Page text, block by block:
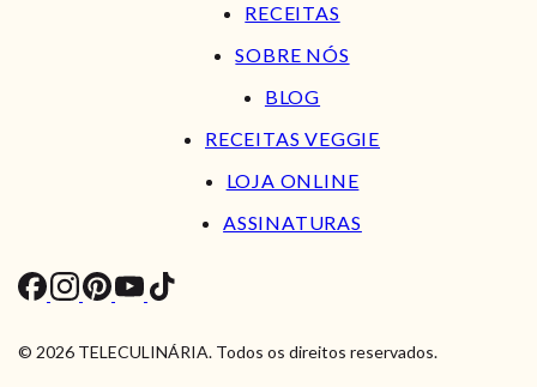
RECEITAS
SOBRE NÓS
BLOG
RECEITAS VEGGIE
LOJA ONLINE
ASSINATURAS
© 2026 TELECULINÁRIA. Todos os direitos reservados.